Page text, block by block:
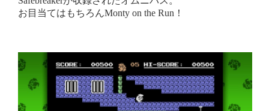
お目当てはもちろんMonty on the Run！